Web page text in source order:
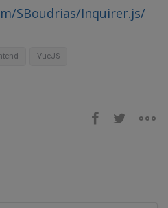
SBoudrias/Inquirer.js/
VueJS